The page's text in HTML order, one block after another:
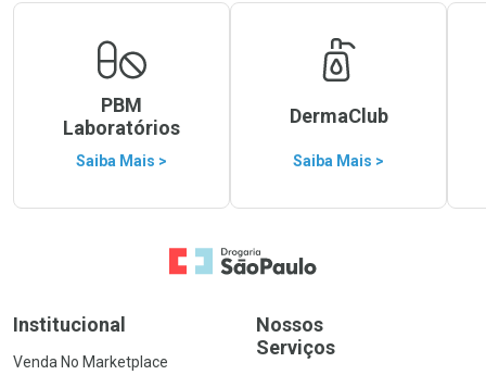
PBM
Laboratórios
Saiba Mais >
DermaClub
Saiba Mais >
Ir para a Home
Institucional
Venda No Marketplace
Nossos
Serviços